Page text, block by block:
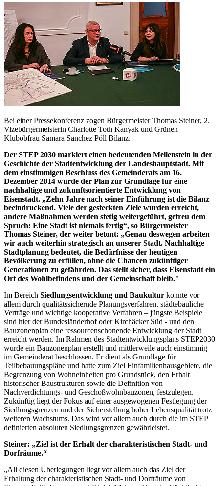
Bei einer Pressekonferenz zogen Bürgermeister Thomas Steiner, 2.
Vizebürgermeisterin Charlotte Toth Kanyak und Grünen
Klubobfrau Samara Sanchez Pöll Bilanz.
Der STEP 2030 markiert einen bedeutenden Meilenstein in der
Geschichte der Stadtentwicklung der Landeshauptstadt. Mit
dem einstimmigen Beschluss des Gemeinderats am 16.
Dezember 2014 wurde der Plan zur Grundlage für eine
nachhaltige und zukunftsorientierte Entwicklung von
Eisenstadt. „Zehn Jahre nach seiner Einführung ist die Bilanz
beeindruckend. Viele der gesteckten Ziele wurden erreicht,
andere Maßnahmen werden stetig weitergeführt, getreu dem
Spruch: Eine Stadt ist niemals fertig“, so Bürgermeister
Thomas Steiner, der weiter betont: „Genau deswegen arbeiten
wir auch weiterhin strategisch an unserer Stadt. Nachhaltige
Stadtplanung bedeutet, die Bedürfnisse der heutigen
Bevölkerung zu erfüllen, ohne die Chancen zukünftiger
Generationen zu gefährden. Das stellt sicher, dass Eisenstadt ein
Ort des Wohlbefindens und der Gemeinschaft bleib."
Im Bereich Siedlungsentwicklung und Baukultur konnte vor
allem durch qualitätssichernde Planungsverfahren, städtebauliche
Verträge und wichtige kooperative Verfahren – jüngste Beispiele
sind hier der Bundesländerhof oder Kirchäcker Süd - und den
Bauzonenplan eine ressourcenschonende Entwicklung der Stadt
erreicht werden. Im Rahmen des Stadtentwicklungsplans STEP2030
wurde ein Bauzonenplan erstellt und mittlerweile auch einstimmig
im Gemeinderat beschlossen. Er dient als Grundlage für
Teilbebauungspläne und hatte zum Ziel Einfamilienhausgebiete, die
Begrenzung von Wohneinheiten pro Grundstück, den Erhalt
historischer Baustrukturen sowie die Definition von
Nachverdichtungs- und Geschoßwohnbauzonen, festzulegen.
Zukünftig liegt der Fokus auf einer ausgewogenen Festlegung der
Siedlungsgrenzen und der Sicherstellung hoher Lebensqualität trotz
weiteren Wachstums. Das wird vor allem auch durch die im STEP
definierten absoluten Siedlungsgrenzen gewährleistet.
Steiner: „Ziel ist der Erhalt der charakteristischen Stadt- und
Dorfräume.“
„All diesen Überlegungen liegt vor allem auch das Ziel der
Erhaltung der charakteristischen Stadt- und Dorfräume von